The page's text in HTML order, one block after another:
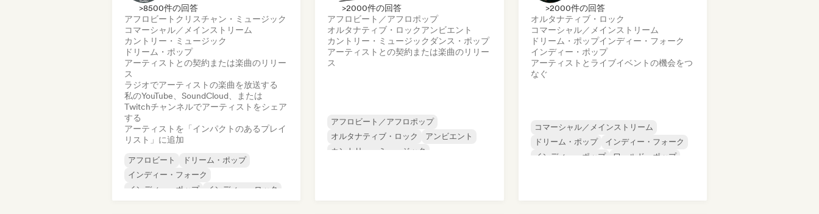
>8500件の回答
アフロビート クリスチャン・ミュージック
コマーシャル／メインストリーム
カントリー・ミュージック
ドリーム・ポップ
アーティストとの契約または楽曲のリリー
ス
ラジオでアーティストの楽曲を放送する
私のYouTube、SoundCloud、または
Twitchチャンネルでアーティストをシェア
する
アーティストを「インパクトのあるプレイ
リスト」に追加
アフロビート
ドリーム・ポップ
インディー・フォーク
インディー・ポップ
インディー・ロック
>2000件の回答
アフロビート／アフロポップ
オルタナティブ・ロックアンビエント
カントリー・ミュージック ダンス・ポップ
アーティストとの契約または楽曲のリリー
ス
アフロビート／アフロポップ
オルタナティブ・ロック
アンビエント
カントリー・ミュージック
>2000件の回答
オルタナティブ・ロック
コマーシャル／メインストリーム
ドリーム・ポップインディー・フォーク
インディー・ポップ
アーティストとライブイベントの機会をつ
なぐ
コマーシャル／メインストリーム
ドリーム・ポップ
インディー・フォーク
インディー・ポップ
ワールド・ポップ